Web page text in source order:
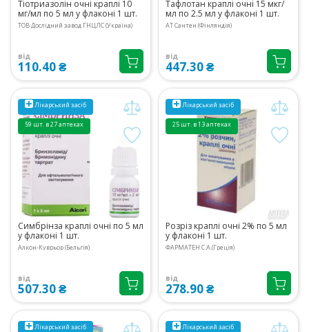
Тіотриазолін очні краплі 10
мг/мл по 5 мл у флаконі 1 шт.
ТОВ Дослідний завод ГНЦЛС (Україна)
від
110.40 ₴
Тафлотан краплі очні 15 мкг/
мл по 2.5 мл у флаконі 1 шт.
АТ Сантен (Фінляндія)
від
447.30 ₴
Лікарський засіб
59 шт. в 27 аптеках
Симбрінза краплі очні по 5 мл
у флаконі 1 шт.
Алкон-Куврьор (Бельгія)
від
507.30 ₴
Лікарський засіб
25 шт. в 13 аптеках
Розріз краплі очні 2% по 5 мл
у флаконі 1 шт.
ФАРМАТЕН С.А.(Греція)
від
278.90 ₴
Лікарський засіб Лікарський засіб